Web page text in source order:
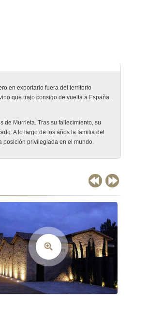
en exportarlo fuera del territorio
que trajo consigo de vuelta a España.
de Murrieta. Tras su fallecimiento, su
A lo largo de los años la familia del
posición privilegiada en el mundo.